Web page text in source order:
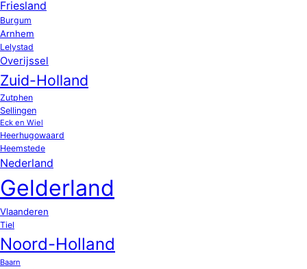
Friesland
Burgum
Arnhem
Lelystad
Overijssel
Zuid-Holland
Zutphen
Sellingen
Eck en Wiel
Heerhugowaard
Heemstede
Nederland
Gelderland
Vlaanderen
Tiel
Noord-Holland
Baarn